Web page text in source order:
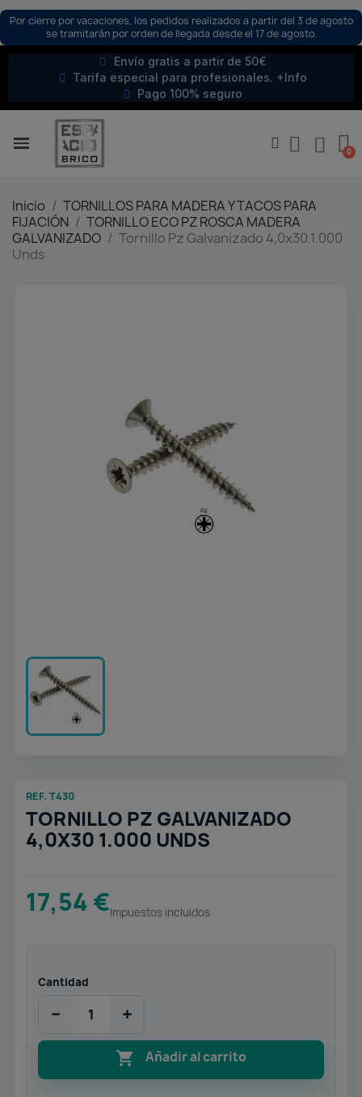
Por cierre por vacaciones, los pedidos realizados a partir del 3 de agosto
se tramitarán por orden de llegada desde el 17 de agosto.
Envío gratis a partir de 50€
Tarifa especial para profesionales. +Info
Pago 100% seguro
Inicio
TORNILLOS PARA MADERA Y TACOS PARA
FIJACIÓN
TORNILLO ECO PZ ROSCA MADERA
GALVANIZADO
Tornillo Pz Galvanizado 4,0x30 1.000
Unds
REF. T430
TORNILLO PZ GALVANIZADO
4,0X30 1.000 UNDS
17,54 €Impuestos incluidos
Cantidad
− +
 Añadir al carrito